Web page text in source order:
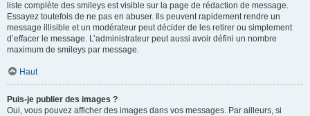
liste complète des smileys est visible sur la page de rédaction de message.
Essayez toutefois de ne pas en abuser. Ils peuvent rapidement rendre un
message illisible et un modérateur peut décider de les retirer ou simplement
d’effacer le message. L’administrateur peut aussi avoir défini un nombre
maximum de smileys par message.
Haut
Puis-je publier des images ?
Oui, vous pouvez afficher des images dans vos messages. Par ailleurs, si